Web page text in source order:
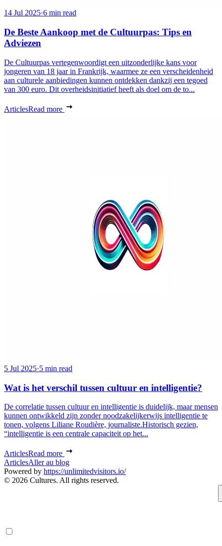
14 Jul 2025·6 min read
De Beste Aankoop met de Cultuurpas: Tips en
Adviezen
De Cultuurpas vertegenwoordigt een uitzonderlijke kans voor
jongeren van 18 jaar in Frankrijk, waarmee ze een verscheidenheid
aan culturele aanbiedingen kunnen ontdekken dankzij een tegoed
van 300 euro. Dit overheidsinitiatief heeft als doel om de to...
ArticlesRead more
5 Jul 2025·5 min read
Wat is het verschil tussen cultuur en intelligentie?
De correlatie tussen cultuur en intelligentie is duidelijk, maar mensen
kunnen ontwikkeld zijn zonder noodzakelijkerwijs intelligentie te
tonen, volgens Liliane Roudière, journaliste.Historisch gezien,
“intelligentie is een centrale capaciteit op het...
ArticlesRead more
ArticlesAller au blog
Powered by https://unlimitedvisitors.io/
© 2026 Cultures. All rights reserved.